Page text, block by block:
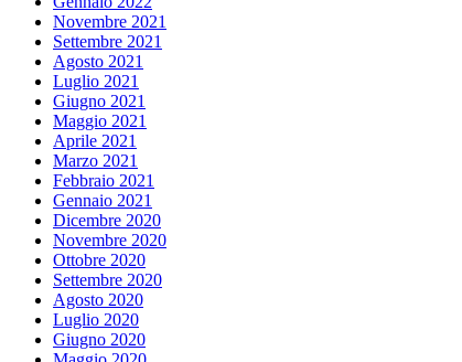
Novembre 2021
Settembre 2021
Agosto 2021
Luglio 2021
Giugno 2021
Maggio 2021
Aprile 2021
Marzo 2021
Febbraio 2021
Gennaio 2021
Dicembre 2020
Novembre 2020
Ottobre 2020
Settembre 2020
Agosto 2020
Luglio 2020
Giugno 2020